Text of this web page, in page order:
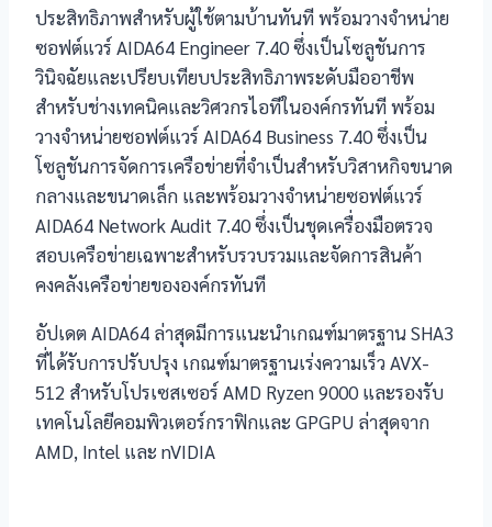
ประสิทธิภาพสำหรับผู้ใช้ตามบ้านทันที พร้อมวางจำหน่าย
ซอฟต์แวร์ AIDA64 Engineer 7.40 ซึ่งเป็นโซลูชันการ
วินิจฉัยและเปรียบเทียบประสิทธิภาพระดับมืออาชีพ
สำหรับช่างเทคนิคและวิศวกรไอทีในองค์กรทันที พร้อม
วางจำหน่ายซอฟต์แวร์ AIDA64 Business 7.40 ซึ่งเป็น
โซลูชันการจัดการเครือข่ายที่จำเป็นสำหรับวิสาหกิจขนาด
กลางและขนาดเล็ก และพร้อมวางจำหน่ายซอฟต์แวร์
AIDA64 Network Audit 7.40 ซึ่งเป็นชุดเครื่องมือตรวจ
สอบเครือข่ายเฉพาะสำหรับรวบรวมและจัดการสินค้า
คงคลังเครือข่ายขององค์กรทันที
อัปเดต AIDA64 ล่าสุดมีการแนะนำเกณฑ์มาตรฐาน SHA3
ที่ได้รับการปรับปรุง เกณฑ์มาตรฐานเร่งความเร็ว AVX-
512 สำหรับโปรเซสเซอร์ AMD Ryzen 9000 และรองรับ
เทคโนโลยีคอมพิวเตอร์กราฟิกและ GPGPU ล่าสุดจาก
AMD, Intel และ nVIDIA